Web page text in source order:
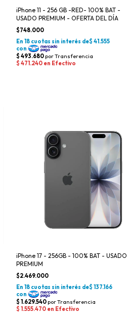
iPhone 11 - 256 GB -RED- 100% BAT -
USADO PREMIUM - OFERTA DEL DÍA
$748.000
iPhone 17 - 256GB - 100% BAT - USADO
PREMIUM
$2.469.000